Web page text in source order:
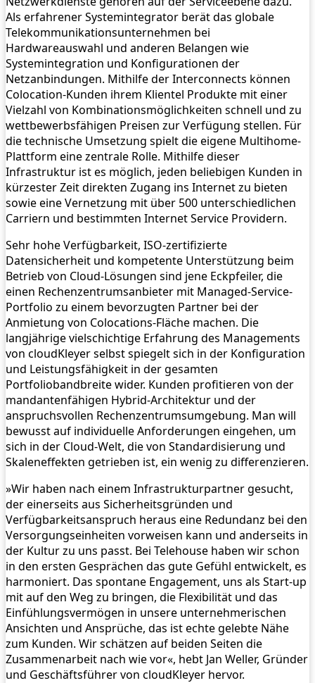
Als erfahrener Systemintegrator berät das globale
Telekommunikationsunternehmen bei
Hardwareauswahl und anderen Belangen wie
Systemintegration und Konfigurationen der
Netzanbindungen. Mithilfe der Interconnects können
Colocation-Kunden ihrem Klientel Produkte mit einer
Vielzahl von Kombinationsmöglichkeiten schnell und zu
wettbewerbsfähigen Preisen zur Verfügung stellen. Für
die technische Umsetzung spielt die eigene Multihome-
Plattform eine zentrale Rolle. Mithilfe dieser
Infrastruktur ist es möglich, jeden beliebigen Kunden in
kürzester Zeit direkten Zugang ins Internet zu bieten
sowie eine Vernetzung mit über 500 unterschiedlichen
Carriern und bestimmten Internet Service Providern.
Sehr hohe Verfügbarkeit, ISO-zertifizierte
Datensicherheit und kompetente Unterstützung beim
Betrieb von Cloud-Lösungen sind jene Eckpfeiler, die
einen Rechenzentrumsanbieter mit Managed-Service-
Portfolio zu einem bevorzugten Partner bei der
Anmietung von Colocations-Fläche machen. Die
langjährige vielschichtige Erfahrung des Managements
von cloudKleyer selbst spiegelt sich in der Konfiguration
und Leistungsfähigkeit in der gesamten
Portfoliobandbreite wider. Kunden profitieren von der
mandantenfähigen Hybrid-Architektur und der
anspruchsvollen Rechenzentrumsumgebung. Man will
bewusst auf individuelle Anforderungen eingehen, um
sich in der Cloud-Welt, die von Standardisierung und
Skaleneffekten getrieben ist, ein wenig zu differenzieren.
»Wir haben nach einem Infrastrukturpartner gesucht,
der einerseits aus Sicherheitsgründen und
Verfügbarkeitsanspruch heraus eine Redundanz bei den
Versorgungseinheiten vorweisen kann und anderseits in
der Kultur zu uns passt. Bei Telehouse haben wir schon
in den ersten Gesprächen das gute Gefühl entwickelt, es
harmoniert. Das spontane Engagement, uns als Start-up
mit auf den Weg zu bringen, die Flexibilität und das
Einfühlungsvermögen in unsere unternehmerischen
Ansichten und Ansprüche, das ist echte gelebte Nähe
zum Kunden. Wir schätzen auf beiden Seiten die
Zusammenarbeit nach wie vor«, hebt Jan Weller, Gründer
und Geschäftsführer von cloudKleyer hervor.